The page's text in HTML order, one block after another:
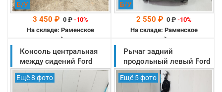
Б/У
3 450 ₽ 0 ₽ -10%
На складе: Раменское
-->
Б/У
2 550 ₽ 0 ₽ -10%
На складе: Раменское
-->
Консоль центральная
между сидений Ford
Mondeo 4 2010-2014
оригинал (1756898)
Ещё 8 фото
Рычаг задний
продольный левый Ford
Mondeo 4 2010-2014
оригинал (1858874)
Ещё 5 фото